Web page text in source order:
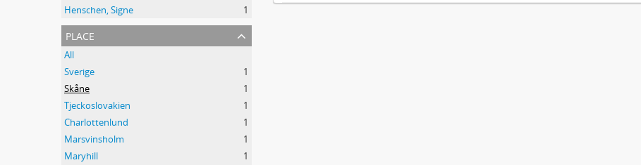
Henschen, Signe
1
place
All
Sverige
1
Skåne
1
Tjeckoslovakien
1
Charlottenlund
1
Marsvinsholm
1
Maryhill
1